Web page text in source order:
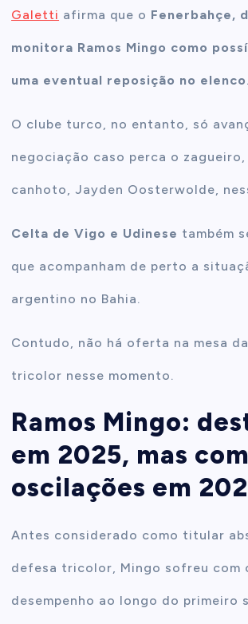
Galetti afirma que o Fenerbahçe,
monitora Ramos Mingo como
uma eventual reposição no elenco.
O clube turco, no entanto, só
negociação caso perca o zagueiro,
canhoto, Jayden Oosterwolde,
Celta de Vigo e Udinese também
que acompanham de perto a
argentino no Bahia.
Contudo, não há oferta na mesa
tricolor nesse momento.
Ramos Mingo:
em 2025, mas com
oscilações em
Antes considerado como titular
defesa tricolor, Mingo sofreu com
desempenho ao longo do primeiro